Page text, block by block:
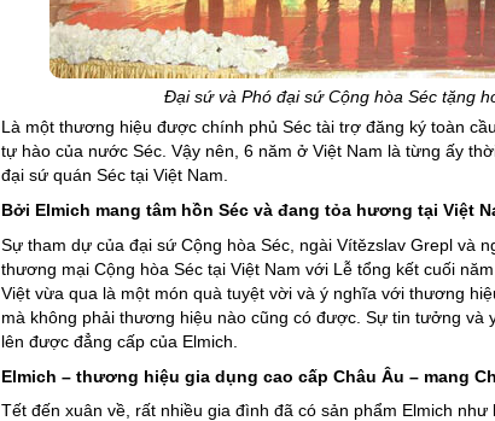
Đại sứ và Phó đại sứ Cộng hòa Séc tặng
Là một thương hiệu được chính phủ Séc tài trợ đăng ký toàn
tự hào của nước Séc. Vậy nên, 6 năm ở Việt Nam là từng ấy
đại sứ quán Séc tại Việt Nam.
Bởi Elmich mang tâm hồn Séc và đang tỏa hương tại Việt
Sự tham dự của đại sứ Cộng hòa Séc, ngài Vítězslav Grepl và
thương mại Cộng hòa Séc tại Việt Nam với Lễ tổng kết cuối
Việt vừa qua là một món quà tuyệt vời và ý nghĩa với thương
mà không phải thương hiệu nào cũng có được. Sự tin tưởng và
lên được đẳng cấp của Elmich.
Elmich – thương hiệu gia dụng cao cấp Châu Âu – mang
Tết đến xuân về, rất nhiều gia đình đã có sản phẩm Elmich như